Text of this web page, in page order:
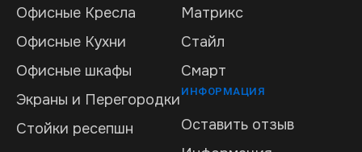
Офисные Кресла
Офисные Кухни
Офисные шкафы
Экраны и Перегородки
Стойки ресепшн
Матрикс
Стайл
Смарт
ИНФОРМАЦИЯ
Оставить отзыв